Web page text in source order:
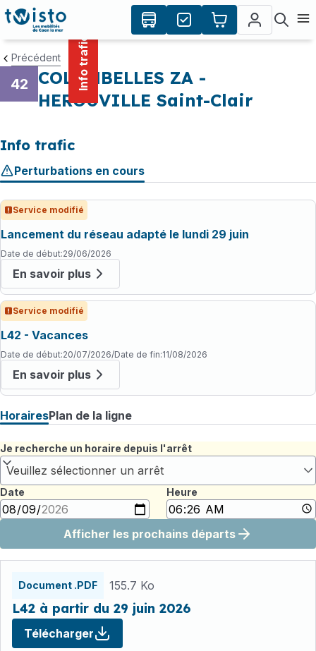
principal
Info trafic
Précédent
42
COLOMBELLES ZA -
HEROUVILLE Saint-Clair
Info trafic
Perturbations en cours
Service modifié
Lancement du réseau adapté le lundi 29 juin
Date de début:29/06/2026
En savoir plus
Service modifié
L42 - Vacances
Date de début:20/07/2026/Date de fin:11/08/2026
En savoir plus
HorairesPlan de la ligne
Je recherche un horaire depuis l'arrêt
Veuillez sélectionner un arrêt
Date Heure
Afficher les prochains départs
horaires
Document .PDF 155.7 Ko
L42 à partir du 29 juin 2026
Télécharger
Panneau de gestion des cookies